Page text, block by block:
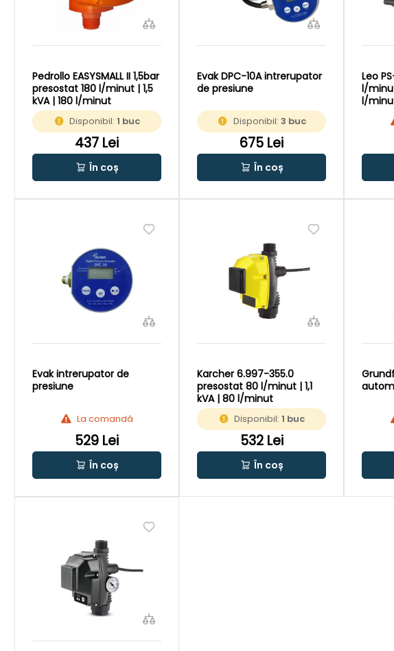
Pedrollo EASYSMALL II 1,5bar
presostat 180 l/minut | 1,5
kVA | 180 l/minut
Disponibil:1 buc
437 Lei
În coș
Evak DPC-10A intrerupator
de presiune
Disponibil: 3 buc
675 Lei
În coș
Leo
l/
l/
Evak intrerupator de
presiune
La comandă
529 Lei
În coș
Karcher 6.997-355.0
presostat 80 l/minut | 1,1
kVA | 80 l/minut
Disponibil:1 buc
532 Lei
În coș